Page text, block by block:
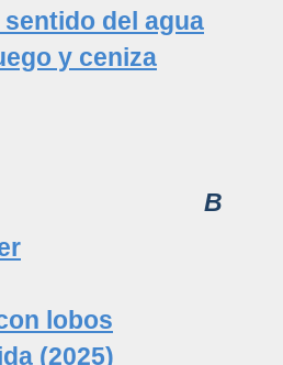
del agua
y ceniza
B
lobos
(2025)